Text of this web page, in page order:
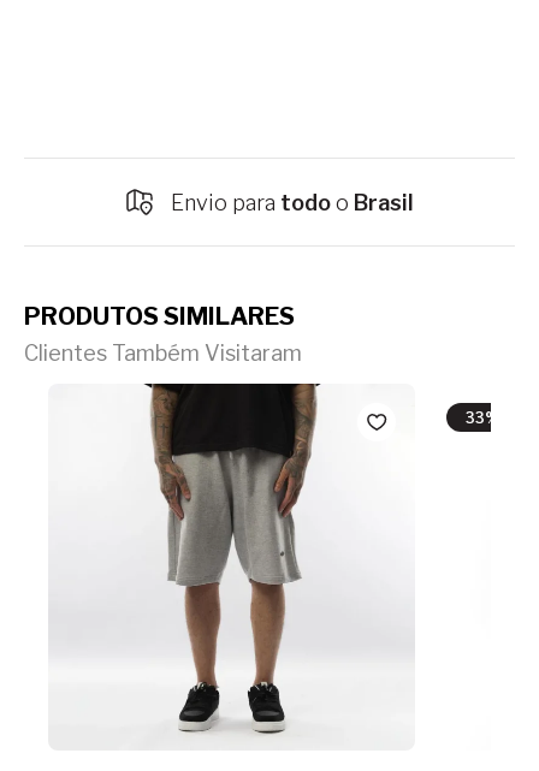
Envio para todoo Brasil
PRODUTOS SIMILARES
Clientes Também Visitaram
33% OFF